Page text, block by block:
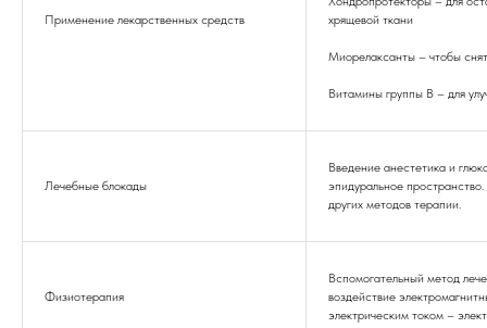
Применение лекарственных средств
хрящевой ткани
Миорелаксанты – чтобы
Витамины группы В – для
Лечебные блокады
Введение анестетика и
эпидуральное
других методов терапии.
Физиотерапия
Вспомогательный метод
воздействие
электрическим током –